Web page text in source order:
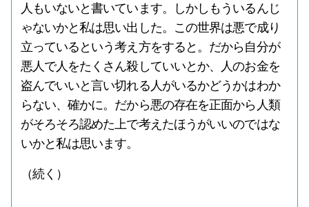
人もいないと書いています。しかしもういるんじ
ゃないかと私は思い出した。この世界は悪で成り
立っているという考え方をすると。だから自分が
悪人で人をたくさん殺していいとか、人のお金を
盗んでいいと言い切れる人がいるかどうかはわか
らない、確かに。だから悪の存在を正面から人類
がそろそろ認めた上で考えたほうがいいのではな
いかと私は思います。
（続く）